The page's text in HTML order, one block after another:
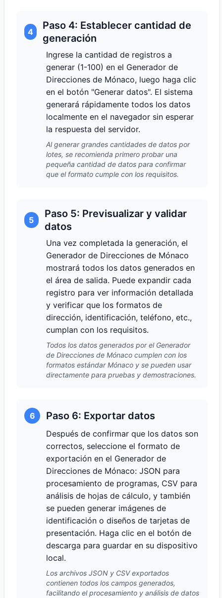
4
Paso 4: Establecer cantidad de
generación
Ingrese la cantidad de registros a
generar (1-100) en el Generador de
Direcciones de Mónaco, luego haga clic
en el botón "Generar datos". El sistema
generará rápidamente todos los datos
localmente en el navegador sin esperar
la respuesta del servidor.
Al generar grandes cantidades de datos por
lotes, se recomienda primero probar una
pequeña cantidad de datos para confirmar
que el formato cumple con los requisitos.
5
Paso 5: Previsualizar y validar
datos
Una vez completada la generación, el
Generador de Direcciones de Mónaco
mostrará todos los datos generados en
el área de salida. Puede expandir cada
registro para ver información detallada
y verificar que los formatos de
dirección, identificación, teléfono, etc.,
cumplan con los requisitos.
Todos los datos generados por el Generador
de Direcciones de Mónaco cumplen con los
formatos estándar Mónaco y se pueden usar
directamente para pruebas y demostraciones.
6 Paso 6: Exportar datos
Después de confirmar que los datos son
correctos, seleccione el formato de
exportación en el Generador de
Direcciones de Mónaco: JSON para
procesamiento de programas, CSV para
análisis de hojas de cálculo, y también
se pueden generar imágenes de
identificación o diseños de tarjetas de
presentación. Haga clic en el botón de
descarga para guardar en su dispositivo
local.
Los archivos JSON y CSV exportados
contienen todos los campos generados,
facilitando el procesamiento y análisis de datos